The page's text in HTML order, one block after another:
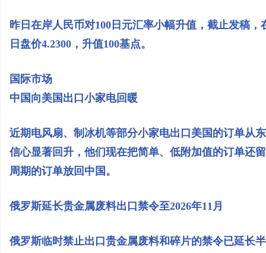
昨日在岸人民币对100日元汇率小幅升值，截止发稿
日盘价4.2300，升值100基点。
国际市场
中国向美国出口小家电回暖
近期电风扇、制冰机等部分小家电出口美国的订单从
信心显著回升，他们现在把简单、低附加值的订单还
周期的订单放回中国。
俄罗斯延长贵金属废料出口禁令至2026年11月
俄罗斯临时禁止出口贵金属废料和碎片的禁令已延长